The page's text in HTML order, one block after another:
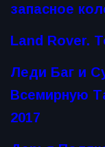
запасное
Land Rover.
Леди Баг и
Всемирную
2017